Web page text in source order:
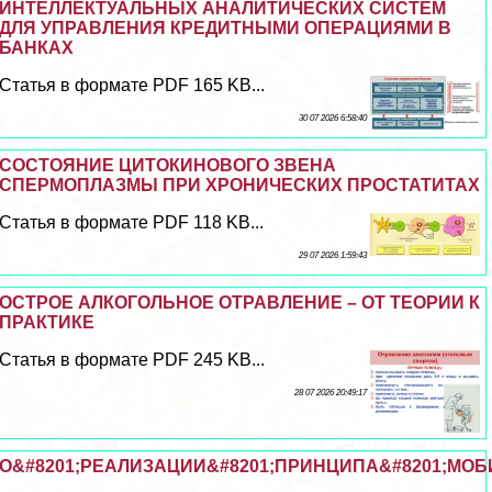
ИНТЕЛЛЕКТУАЛЬНЫХ АНАЛИТИЧЕСКИХ СИСТЕМ
ДЛЯ УПРАВЛЕНИЯ КРЕДИТНЫМИ ОПЕРАЦИЯМИ В
БАНКАХ
Статья в формате PDF 165 KB...
30 07 2026 6:58:40
СОСТОЯНИЕ ЦИТОКИНОВОГО ЗВЕНА
СПЕРМОПЛАЗМЫ ПРИ ХРОНИЧЕСКИХ ПРОСТАТИТАХ
Статья в формате PDF 118 KB...
29 07 2026 1:59:43
ОСТРОЕ АЛКОГОЛЬНОЕ ОТРАВЛЕНИЕ – ОТ ТЕОРИИ К
ПРАКТИКЕ
Статья в формате PDF 245 KB...
28 07 2026 20:49:17